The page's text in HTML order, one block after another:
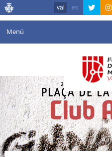
val es
Menú
Agenda
Instal·lacions
Comunicació
València en esport